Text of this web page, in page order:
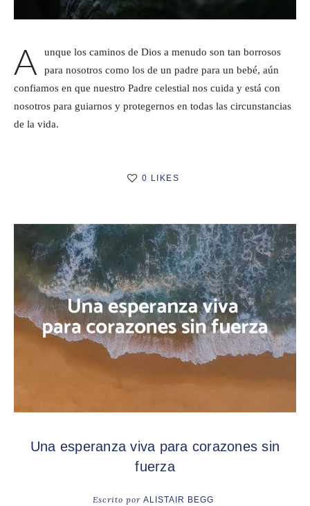
A
unque los caminos de Dios a menudo son tan borrosos
para nosotros como los de un padre para un bebé, aún
confiamos en que nuestro Padre celestial nos cuida y está con
nosotros para guiarnos y protegernos en todas las circunstancias
de la vida.
0 LIKES
Una esperanza viva para corazones sin
fuerza
Escrito por ALISTAIR BEGG